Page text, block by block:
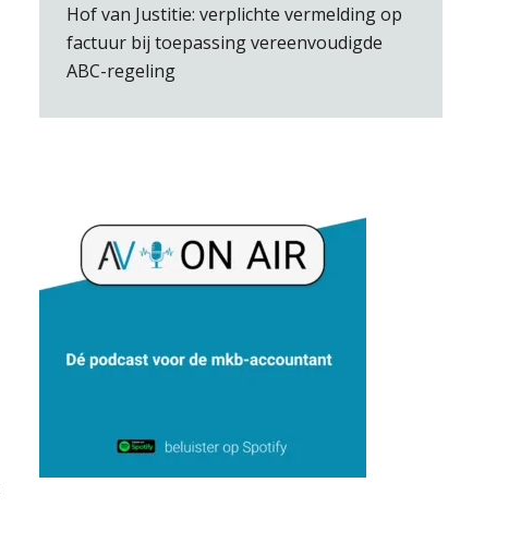
Marja van den Oetelaar
Hof van Justitie: verplichte vermelding op
factuur bij toepassing vereenvoudigde
ABC-regeling